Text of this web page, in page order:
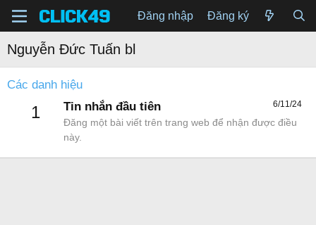
Đăng nhập Đăng ký
Nguyễn Đức Tuấn bl
Các danh hiệu
1 6/11/24
Tin nhắn đầu tiên
Đăng một bài viết trên trang web để nhận được điều
này.